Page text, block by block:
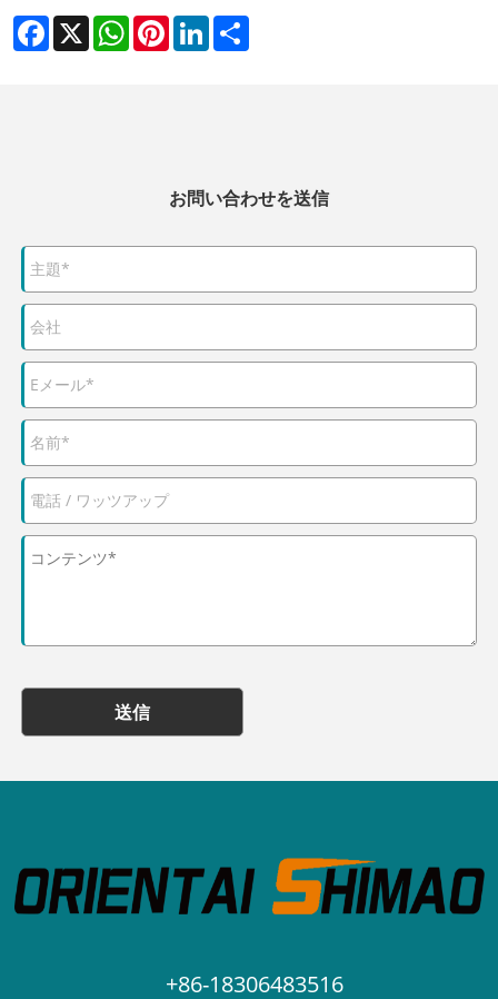
Facebook
X WhatsAppPinterestLinkedIn
お問い合わせを送信
送信
+86-18306483516